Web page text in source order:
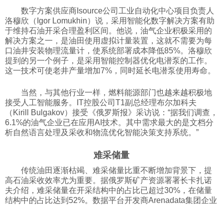
数字方案供应商Isource公司工业自动化中心项目负责人
洛穆欣（Igor Lomukhin）说，采用智能化数字解决方案有助
于维持石油开采合理盈利区间。他说，油气企业积极采用的
解决方案之一，是油田使用虚拟计量装置，这就不需要为每
口油井安装物理流量计，使系统部署成本降低85%。洛穆欣
提到的另一个例子，是采用智能控制器优化电潜泵的工作。
这一技术可使老井产量增加7%，同时延长电潜泵使用寿命。
当然，与其他行业一样，燃料能源部门也越来越积极地
接受人工智能服务。IT控股公司T1副总经理布尔加科夫
（Kirill Bulgakov）接受《俄罗斯报》采访说：“据我们调查，
6.1%的油气企业已在应用AI技术。其中需求最大的是文档分
析自然语言处理及采收和物流优化智能决策支持系统。”
难采储量
传统油田逐渐枯竭、难采储量比重不断增加背景下，提
高石油采收效率尤为重要。据俄罗斯矿产资源署署长卡扎诺
夫介绍，难采储量在开采结构中的占比已超过30%，在储量
结构中的占比达到52%。数据平台开发商Arenadata集团企业